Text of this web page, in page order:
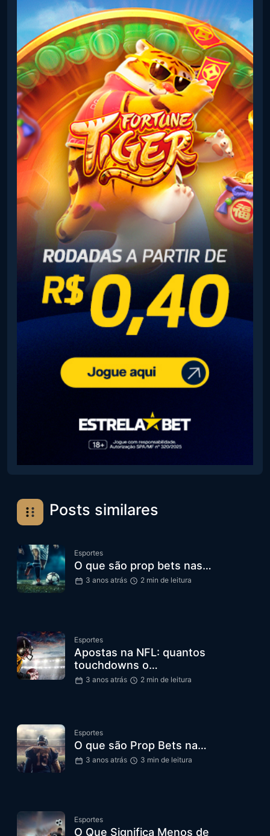
Posts similares
Esportes
O que são prop bets nas…
3 anos atrás 2 min de leitura
Esportes
Apostas na NFL: quantos
touchdowns o…
3 anos atrás 2 min de leitura
Esportes
O que são Prop Bets na…
3 anos atrás 3 min de leitura
Esportes
O Que Significa Menos de